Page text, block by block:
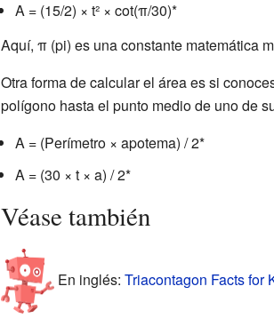
A = (15/2) × t² × cot(π/30)*
Aquí, π (pi) es una constante matemática
Otra forma de calcular el área es si
polígono hasta el punto medio de uno de
A = (Perímetro × apotema) / 2*
A = (30 × t × a) / 2*
Véase también
En inglés: Triacontagon Facts for